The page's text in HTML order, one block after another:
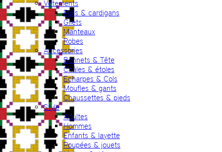
Vêtements
Pulls & cardigans
Gilets
Manteaux
Robes
Accessories
Bonnets & Tête
Châles & étoles
Echarpes & Cols
Moufles & gants
Chaussettes & pieds
Style
Adultes
Hommes
Enfants & layette
Poupées & jouets